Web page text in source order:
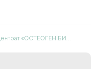
Концентрат «ОСТЕОГЕН БИО ОРГАНИК (BIO ORGANIC)», для костей и суставов